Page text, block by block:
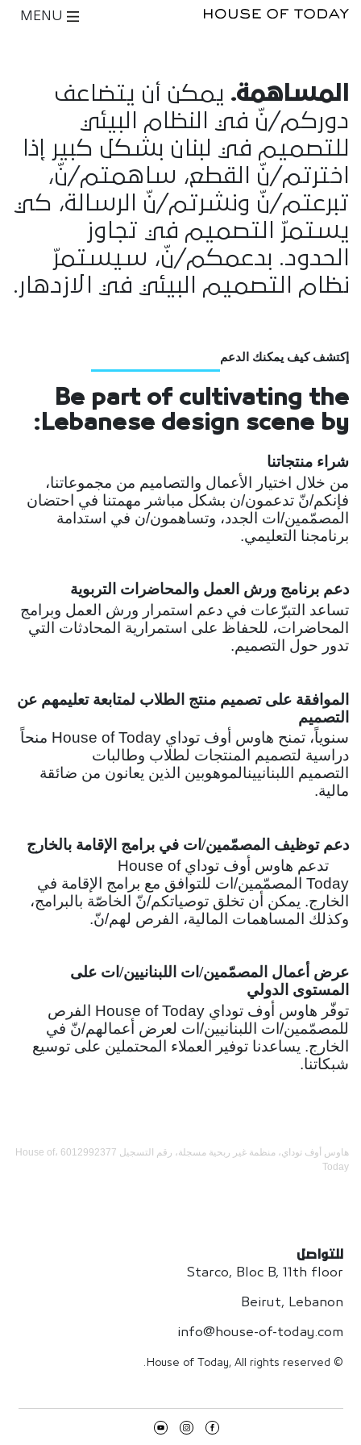
المساهمة. يمكن أن يتضاعف
دوركم/نّ في النظام البيئي
للتصميم في لبنان بشكل كبير إذا
اخترتم/نّ القطع، ساهمتم/نّ،
تبرعتم/نّ ونشرتم/نّ الرسالة، كي
يستمرّ التصميم في تجاوز
الحدود. بدعمكم/نّ، سيستمرّ
نظام التصميم البيئي في الازدهار.
إكتشف كيف يمكنك الدعم
Be part of cultivating the
Lebanese design scene by:
شراء منتجاتنا
من خلال اختيار الأعمال والتصاميم من مجموعاتنا،
فإنكم/نّ تدعمون/ن بشكل مباشر مهمتنا في احتضان
المصمّمين/ات الجدد، وتساهمون/ن في استدامة
برنامجنا التعليمي.
دعم برنامج ورش العمل والمحاضرات التربوية
تساعد التبرّعات في دعم استمرار ورش العمل وبرامج
المحاضرات، للحفاظ على استمرارية المحادثات التي
تدور حول التصميم.
الموافقة على تصميم منتج الطلاب لمتابعة تعليمهم عن
التصميم
سنوياً، تمنح هاوس أوف توداي House of Today منحاً
دراسية لتصميم المنتجات لطلاب وطالبات
التصميم اللبنانيينالموهوبين الذين يعانون من ضائقة
مالية.
دعم توظيف المصمّمين/ات في برامج الإقامة بالخارج
تدعم هاوس أوف توداي House of
Today المصمّمين/ات للتوافق مع برامج الإقامة في
الخارج. يمكن أن تخلق توصياتكم/نّ الخاصّة بالبرامج،
وكذلك المساهمات المالية، الفرص لهم/نّ.
عرض أعمال المصمّمين/ات اللبنانيين/ات على
المستوى الدولي
توفّر هاوس أوف توداي House of Today الفرص
للمصمّمين/ات اللبنانيين/ات لعرض أعمالهم/نّ في
الخارج. يساعدنا توفير العملاء المحتملين على توسيع
شبكاتنا.
هاوس أوف توداي، منظمة غير ربحية مسجلة، رقم التسجيل 6012992377 ،House of
Today
للتواصل
Starco, Bloc B, 11th floor
Beirut, Lebanon
info@house-of-today.com
© House of Today, All rights reserved.